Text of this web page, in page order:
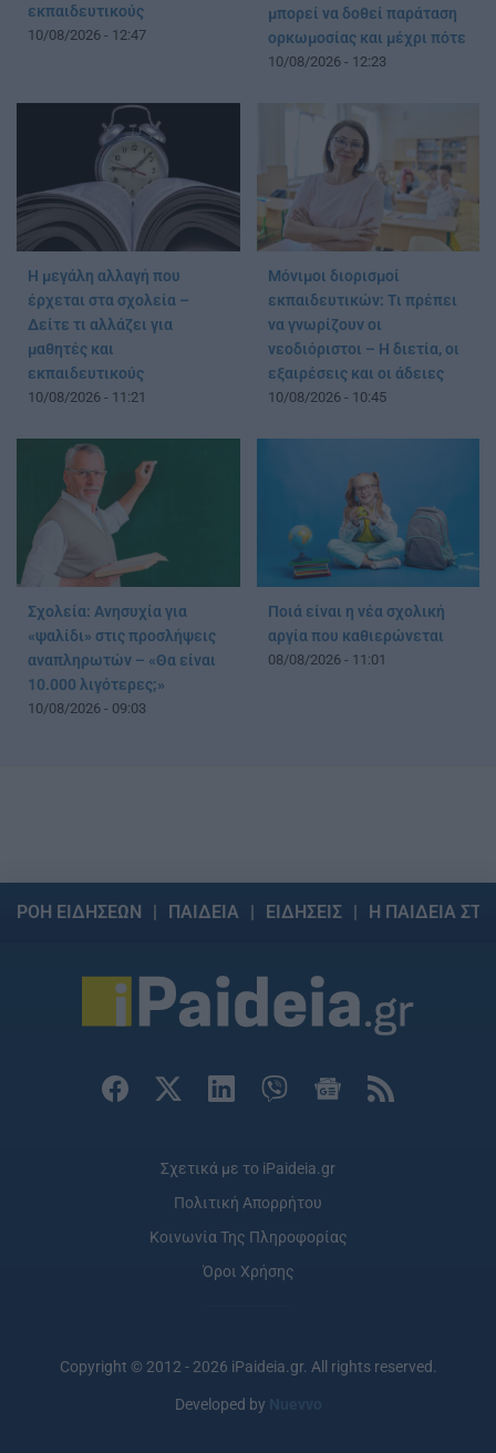
εκπαιδευτικούς
10/08/2026 - 12:47
μπορεί να δοθεί παράταση
ορκωμοσίας και μέχρι πότε
10/08/2026 - 12:23
Η μεγάλη αλλαγή που
έρχεται στα σχολεία –
Δείτε τι αλλάζει για
μαθητές και
εκπαιδευτικούς
10/08/2026 - 11:21
Μόνιμοι διορισμοί
εκπαιδευτικών: Τι πρέπει
να γνωρίζουν οι
νεοδιόριστοι – Η διετία, οι
εξαιρέσεις και οι άδειες
10/08/2026 - 10:45
Σχολεία: Ανησυχία για
«ψαλίδι» στις προσλήψεις
αναπληρωτών – «Θα είναι
10.000 λιγότερες;»
10/08/2026 - 09:03
Ποιά είναι η νέα σχολική
αργία που καθιερώνεται
08/08/2026 - 11:01
ΡΟΗ ΕΙΔΗΣΕΩΝ ΠΑΙΔΕΙΑ ΕΙΔΗΣΕΙΣ Η ΠΑΙΔΕΙΑ
Σχετικά με το iPaideia.gr
Πολιτική Απορρήτου
Κοινωνία Της Πληροφορίας
Όροι Χρήσης
Copyright © 2012 - 2026 iPaideia.gr. All rights reserved.
Developed by